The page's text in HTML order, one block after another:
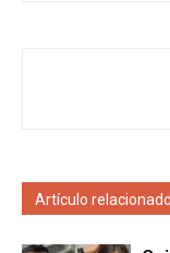
Artículo